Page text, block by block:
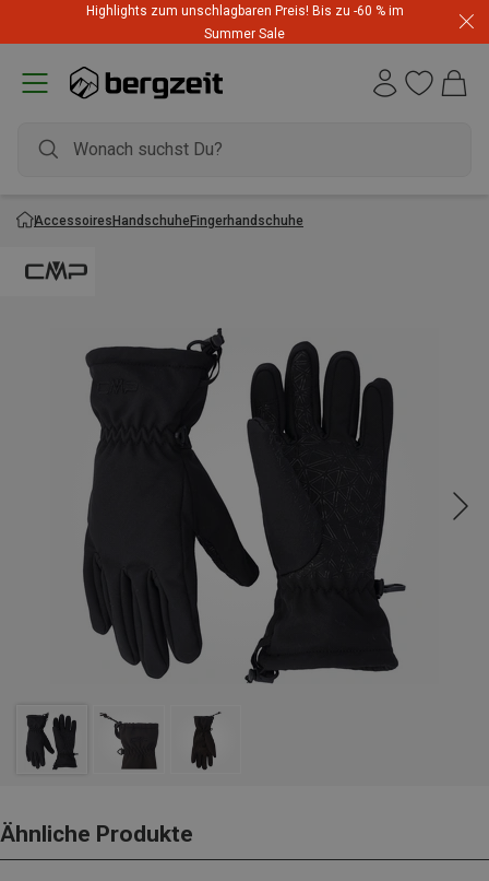
Highlights zum unschlagbaren Preis! Bis zu -60 % im
Summer Sale
AccessoiresHandschuheFingerhandschuhe
Ähnliche Produkte